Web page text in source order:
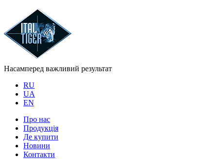
Насамперед важливий результат
RU
UA
EN
Про нас
Продукція
Де купити
Новини
Контакти